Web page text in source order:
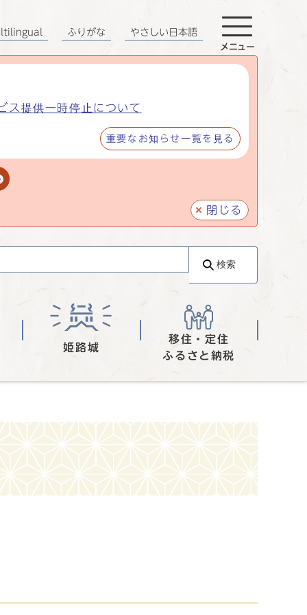
ス提供一時停止について
重要なお知らせ一覧を見る
閉じる
ふりがな やさしい日本語
メニュー
検索
姫路城
移住・定住
ふるさと納税